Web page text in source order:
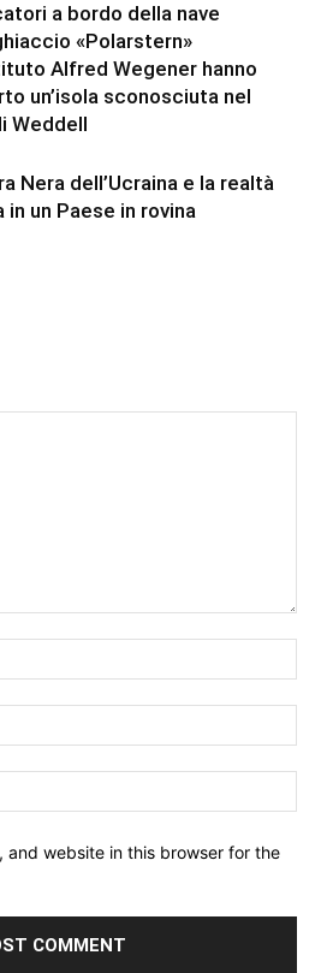
a bordo della nave
«Polarstern»
Alfred Wegener hanno
un’isola sconosciuta nel
Weddell
Nera dell’Ucraina e la realtà
in un Paese in rovina
and website in this browser for the